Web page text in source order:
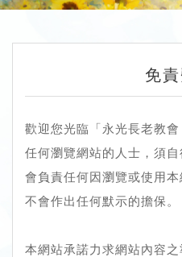
免
歡迎您光臨「永光長老教
任何瀏覽網站的人士，須
會負責任何因瀏覽或使用
不會作出任何默示的擔保。
本網站承諾力求網站內容